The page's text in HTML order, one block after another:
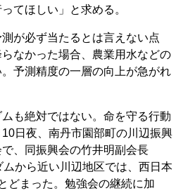
てほしい」と求める。
が必ず当たるとは言えない点
なかった場合、農業用水などの
予測精度の一層の向上が急がれ
も絶対ではない。命を守る行動
日夜、南丹市園部町の川辺振興
、同振興会の竹井明副会長
ムから近い川辺地区では、西日本
どまった。勉強会の継続に加